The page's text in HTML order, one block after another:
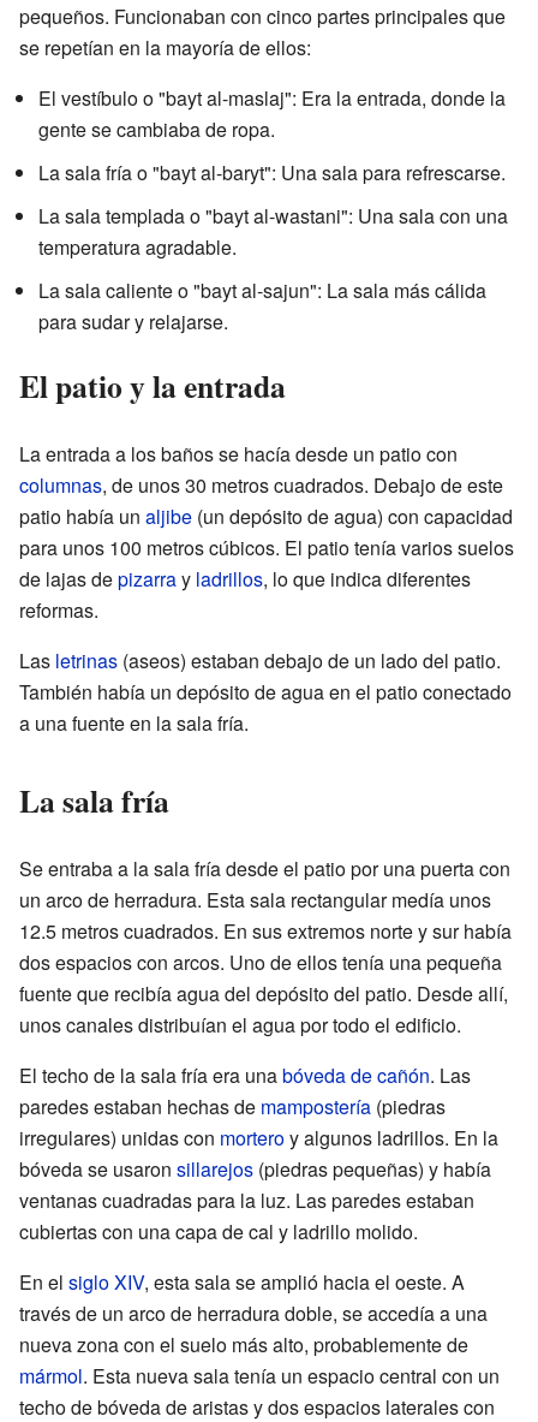
pequeños. Funcionaban con cinco partes principales que
se repetían en la mayoría de ellos:
El vestíbulo o "bayt al-maslaj": Era la entrada, donde la
gente se cambiaba de ropa.
La sala fría o "bayt al-baryt": Una sala para refrescarse.
La sala templada o "bayt al-wastani": Una sala con una
temperatura agradable.
La sala caliente o "bayt al-sajun": La sala más cálida
para sudar y relajarse.
El patio y la entrada
La entrada a los baños se hacía desde un patio con
columnas, de unos 30 metros cuadrados. Debajo de este
patio había un aljibe (un depósito de agua) con capacidad
para unos 100 metros cúbicos. El patio tenía varios suelos
de lajas depizarray ladrillos, lo que indica diferentes
reformas.
Las letrinas (aseos) estaban debajo de un lado del patio.
También había un depósito de agua en el patio conectado
a una fuente en la sala fría.
La sala fría
Se entraba a la sala fría desde el patio por una puerta con
un arco de herradura. Esta sala rectangular medía unos
12.5 metros cuadrados. En sus extremos norte y sur había
dos espacios con arcos. Uno de ellos tenía una pequeña
fuente que recibía agua del depósito del patio. Desde allí,
unos canales distribuían el agua por todo el edificio.
El techo de la sala fría era unabóveda de cañón. Las
paredes estaban hechas de mampostería (piedras
irregulares) unidas con morteroy algunos ladrillos. En la
bóveda se usaron sillarejos (piedras pequeñas) y había
ventanas cuadradas para la luz. Las paredes estaban
cubiertas con una capa de cal y ladrillo molido.
En el siglo XIV, esta sala se amplió hacia el oeste. A
través de un arco de herradura doble, se accedía a una
nueva zona con el suelo más alto, probablemente de
mármol. Esta nueva sala tenía un espacio central con un
techo de bóveda de aristas y dos espacios laterales con